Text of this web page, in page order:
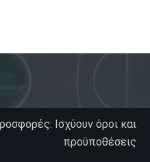
Ισχύουν όροι και
προϋποθέσεις